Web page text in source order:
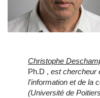
Christophe
Ph.D , est chercheur
l'information et de la
(Université de